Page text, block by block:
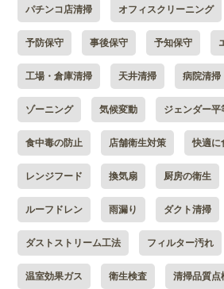
パチンコ店清掃 オフィスクリーニング
予防保守 事後保守 予知保守
工場・倉庫清掃 天井清掃 病院清掃
ゾーニング 気候変動 ジェンダー平
食中毒の防止 店舗衛生対策 快適に
レンジフード 換気扇 厨房の衛生
ルーフドレン 雨漏り ダクト清掃
ダストストリーム工法 フィルター汚れ
温室効果ガス 衛生検査 清掃品質点